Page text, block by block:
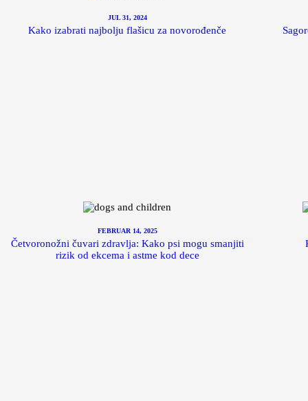
JUL 31, 2024
Kako izabrati najbolju flašicu za novorođenče
FEBRUAR 14, 2025
Četvoronožni čuvari zdravlja: Kako psi mogu smanjiti
rizik od ekcema i astme kod dece